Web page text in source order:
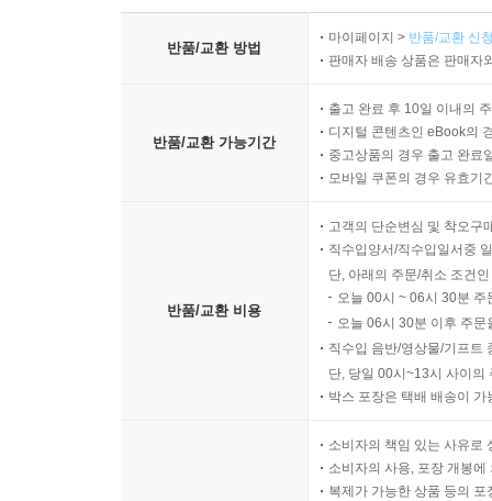
반품/교환 방법
마이페이지 > 반품/교환 신
판매자 배송 상품은 판매자
반품/교환 가능기간
출고 완료 후 10일 이내의
디지털 콘텐츠인 eBook의
중고상품의 경우 출고 완료
모바일 쿠폰의 경우 유효기
반품/교환 비용
고객의 단순변심 및 착오구
직수입양서/직수입일서중
단, 아래의 주문/취소 조건
오늘 00시 ~ 06시 30분
오늘 06시 30분 이후 주
직수입 음반/영상물/기프트
단, 당일 00시~13시 사이의
박스 포장은 택배 배송이
소비자의 책임 있는 사유로
소비자의 사용, 포장 개봉
복제가 가능한 상품 등의